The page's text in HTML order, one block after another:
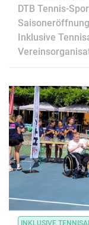
DTB Tennis-
Inklusive
INKLUSIVE